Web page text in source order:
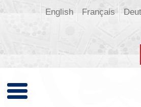
Français
English